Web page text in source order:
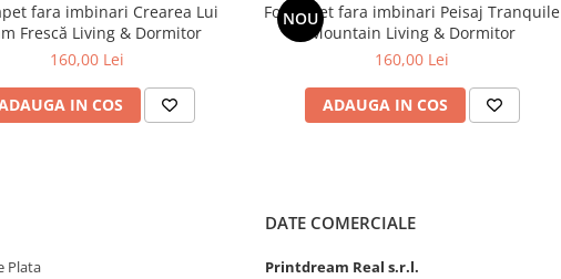
fara imbinari Crearea Lui
Frescă Living & Dormitor
160,00 Lei
IN COS
NOU
Fototapet fara imbinari Peisaj Tranquile
Mountain Living & Dormitor
160,00 Lei
ADAUGA IN COS
Plata
DATE COMERCIALE
Printdream Real s.r.l.